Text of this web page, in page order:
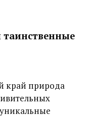
край природа